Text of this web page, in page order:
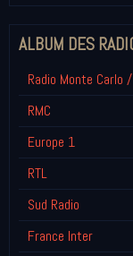
ALBUM DES
Radio Monte Carlo /
RMC
Europe 1
RTL
Sud Radio
France Inter